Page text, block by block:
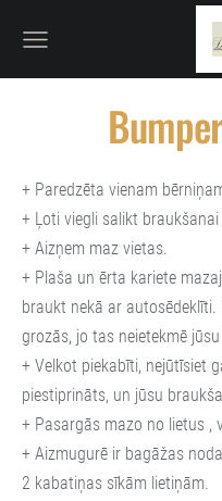
+ Paredzēta vienam
+ Ļoti viegli salikt
+ Aizņem maz vietas.
+ Plaša un ērta kariete
braukt nekā ar
grozās, jo tas neietekmē
+ Velkot piekabīti, nejūtīsiet
piestiprināts, un jūsu
+ Pasargās mazo no lietus ,
+ Aizmugurē ir bagāžas
2 kabatiņas sīkām lietiņām.